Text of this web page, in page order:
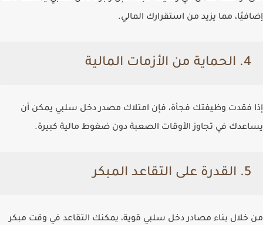
إضافيًا، مما يزيد من استقرارك المالي.
4. الحماية من الأزمات المالية
إذا فقدت وظيفتك فجأة، فإن امتلاك مصدر دخل سلبي يمكن أن
يساعدك في تجاوز الأوقات الصعبة دون ضغوط مالية كبيرة.
5. القدرة على التقاعد المبكر
من خلال بناء مصادر دخل سلبي قوية، يمكنك التقاعد في وقت مبكر